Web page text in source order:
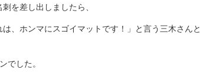
を差し出しましたら、
、ホンマにスゴイマットです！」と言う三木さんと
した。